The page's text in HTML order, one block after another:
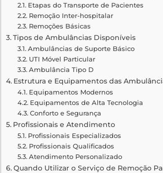
Etapas do Transporte de Pacientes
Remoção Inter-hospitalar
Remoções Básicas
Tipos de Ambulâncias Disponíveis
Ambulâncias de Suporte Básico
UTI Móvel Particular
Ambulância Tipo D
Estrutura e Equipamentos das
Equipamentos Modernos
Equipamentos de Alta Tecnologia
Conforto e Segurança
Profissionais e Atendimento
Profissionais Especializados
Profissionais Qualificados
Atendimento Personalizado
Quando Utilizar o Serviço de Remoção